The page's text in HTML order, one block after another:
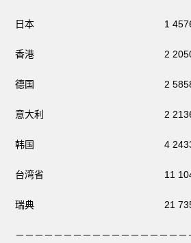
日本 1 457606
香港 2 2050
德国 2 585852
意大利 2 2136746
韩国 4 243327
台湾省 11 1047165
瑞典 21 7357127
－－－－－－－－－－－－－－－－－